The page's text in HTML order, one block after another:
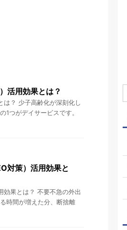
活用効果とは？
は？ 少子高齢化が深刻化し
1つがデイサービスです。
対策）活用効果と
効果とは？ 不要不急の外出
時間が増えた分、断捨離